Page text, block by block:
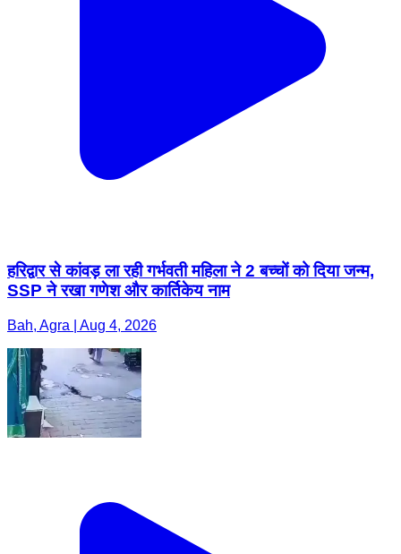
हरिद्वार से कांवड़ ला रही गर्भवती महिला ने 2 बच्चों को दिया जन्म,
SSP ने रखा गणेश और कार्तिकेय नाम
Bah, Agra | Aug 4, 2026